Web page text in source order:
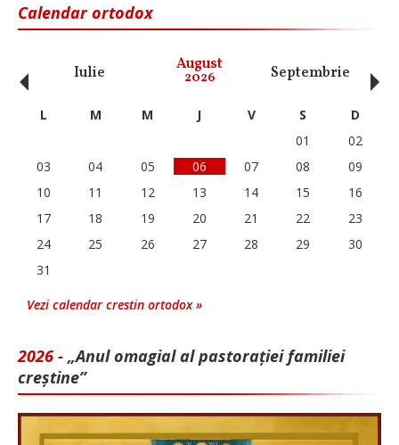
Calendar ortodox
Iulie August
2026 Septembrie
‹ L M M J V S
D
01
02
03
04 05 06 07 08
09
10
11 12 13 14 15
16
17
18 19 20 21 22
23
24
25 26 27 28 29
30
31
Vezi calendar crestin ortodox »
2026 - „Anul omagial al pastorației familiei
creștine”